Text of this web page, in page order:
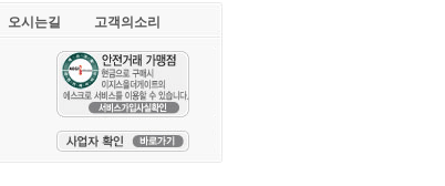
오시는길 고객의소리